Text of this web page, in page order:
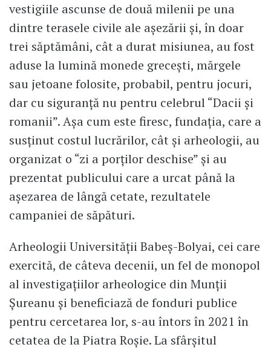
vestigiile ascunse de două milenii pe una
dintre terasele civile ale aşezării şi, în doar
trei săptămâni, cât a durat misiunea, au fost
aduse la lumină monede greceşti, mărgele
sau jetoane folosite, probabil, pentru jocuri,
dar cu siguranţă nu pentru celebrul “Dacii şi
romanii”. Aşa cum este firesc, fundaţia, care a
susţinut costul lucrărilor, cât şi arheologii, au
organizat o “zi a porţilor deschise” şi au
prezentat publicului care a urcat până la
aşezarea de lângă cetate, rezultatele
campaniei de săpături.
Arheologii Universităţii Babeş-Bolyai, cei care
exercită, de câteva decenii, un fel de monopol
al investigaţiilor arheologice din Munţii
Şureanu şi beneficiază de fonduri publice
pentru cercetarea lor, s-au întors în 2021 în
cetatea de la Piatra Roşie. La sfârşitul